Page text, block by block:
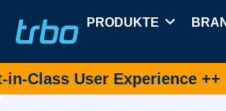
PRODUKTE
User Experience ++